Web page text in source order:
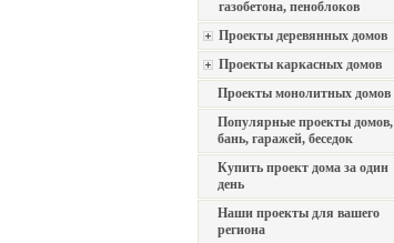
газобетона, пеноблоков
Проекты деревянных домов
Проекты каркасных домов
Проекты монолитных домов
Популярные проекты домов,
бань, гаражей, беседок
Купить проект дома за один
день
Наши проекты для вашего
региона